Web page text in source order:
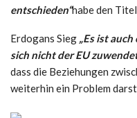
entschieden“habe den
Erdogans Sieg „Es ist
sich nicht der EU
dass die Beziehungen
weiterhin ein Problem